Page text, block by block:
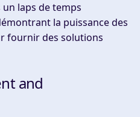
laps de temps
la puissance des
fournir des solutions
and